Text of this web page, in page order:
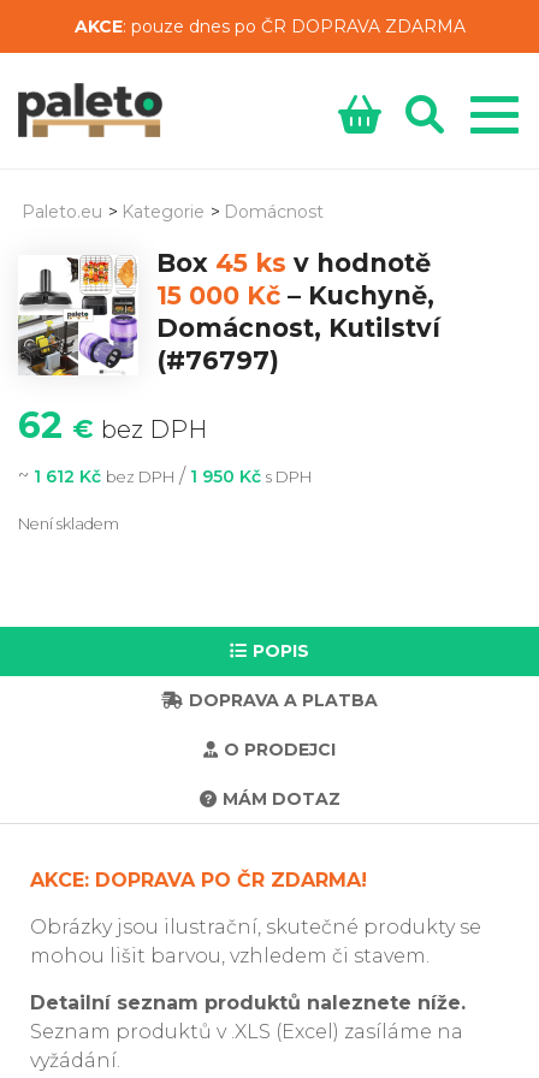
AKCE: pouze dnes po ČR DOPRAVA ZDARMA
Paleto.eu > Kategorie > Domácnost
Box 45 ks v hodnotě
15 000 Kč – Kuchyně,
Domácnost, Kutilství
(#76797)
62 € bez DPH
~ 1 612 Kč bez DPH / 1 950 Kč s DPH
Není skladem
POPIS
DOPRAVA A PLATBA
O PRODEJCI
MÁM DOTAZ
AKCE: DOPRAVA PO ČR ZDARMA!
Obrázky jsou ilustrační, skutečné produkty se
mohou lišit barvou, vzhledem či stavem.
Detailní seznam produktů naleznete níže.
Seznam produktů v .XLS (Excel) zasíláme na
vyžádání.